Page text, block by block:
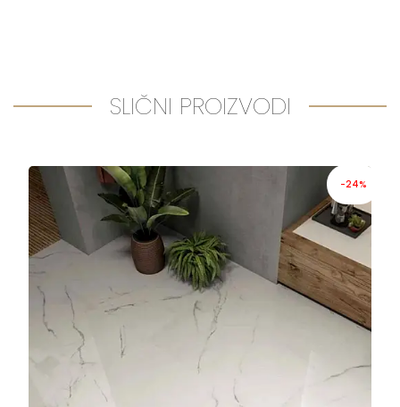
SLIČNI PROIZVODI
-24%